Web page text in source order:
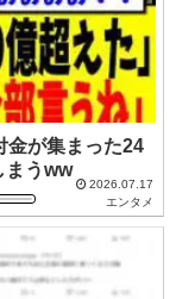
金が集まった24
まうww
2026.07.17
エンタメ